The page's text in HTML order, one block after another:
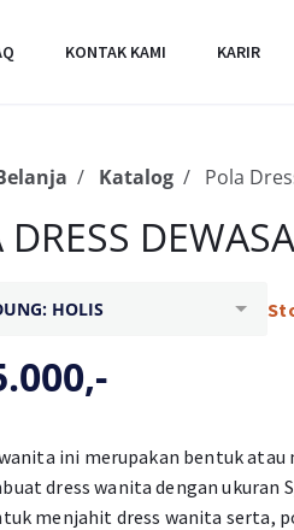
KONTAK KAMI KARIR
Katalog Pola
DRESS
HOLIS
ini merupakan bentuk atau
dress wanita dengan ukuran
menjahit dress wanita serta,